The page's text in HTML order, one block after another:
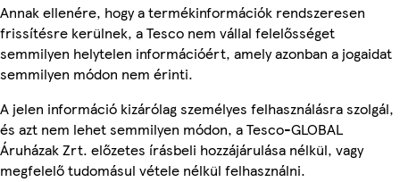
Annak ellenére, hogy a termékinformációk rendszeresen
frissítésre kerülnek, a Tesco nem vállal felelősséget
semmilyen helytelen információért, amely azonban a jogaidat
semmilyen módon nem érinti.
A jelen információ kizárólag személyes felhasználásra szolgál,
és azt nem lehet semmilyen módon, a Tesco-GLOBAL
Áruházak Zrt. előzetes írásbeli hozzájárulása nélkül, vagy
megfelelő tudomásul vétele nélkül felhasználni.